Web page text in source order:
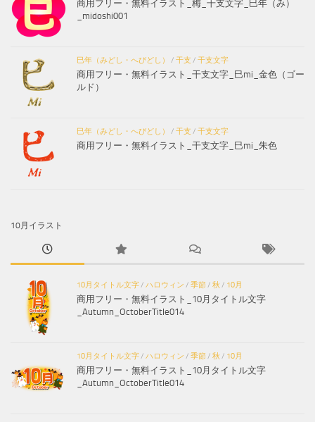
商用フリー・無料イラスト_梅_干支文字_巳年（み）
_midoshi001
巳年（みどし・へびどし） / 干支 / 干支文字
商用フリー・無料イラスト_干支文字_巳mi_金色（ゴー
ルド）
巳年（みどし・へびどし） / 干支 / 干支文字
商用フリー・無料イラスト_干支文字_巳mi_朱色
10月イラスト
10月タイトル文字/ ハロウィン / 季節/ 秋 / 10月
商用フリー・無料イラスト_10月タイトル文字
_Autumn_OctoberTitle014
10月タイトル文字/ ハロウィン / 季節/ 秋 / 10月
商用フリー・無料イラスト_10月タイトル文字
_Autumn_OctoberTitle014